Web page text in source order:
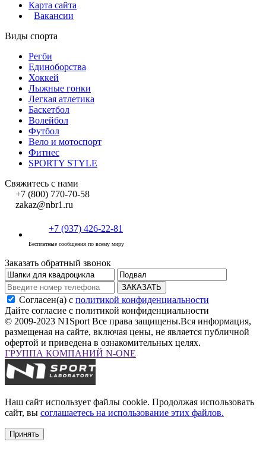
Карта сайта
Вакансии
Виды спорта
Регби
Единоборства
Хоккей
Лыжные гонки
Легкая атлетика
Баскетбол
Волейбол
Футбол
Вело и мотоспорт
Фитнес
SPORTY STYLE
Свяжитесь с нами
+7 (800) 770-70-58
zakaz@nbr1.ru
+7 (937) 426-22-81
Бесплатные сообщения по всему миру
Заказать обратный звонок
ЗАКАЗАТЬ
Согласен(а) с политикой конфиденциальности
Дайте согласие с политикой конфиденциальности
© 2009-2023 N1Sport Все права защищены.Вся информация,
размещеная на сайте, включая цены, не является публичной
офертой и приведена в ознакомительных целях.
ГРУППА КОМПАНИЙ N-ONE
Наш сайт использует файлы cookie. Продолжая использовать
сайт, вы соглашаетесь на использование этих файлов.
Принять